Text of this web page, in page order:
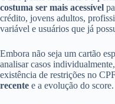
costuma ser mais acessível
crédito, jovens adultos,
variável e usuários que já
Embora não seja um cartão
analisar casos
existência de restrições no
recente e a evolução do score.